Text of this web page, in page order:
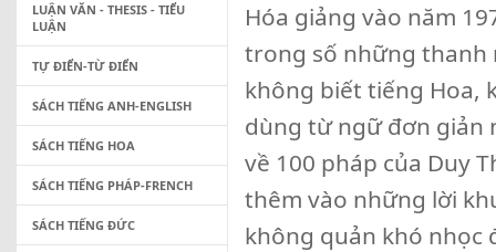
Hóa giảng vào năm
trong số những thanh
không biết tiếng Hoa,
dùng từ ngữ đơn giản
về 100 pháp của Duy
thêm vào những lời
không quản khó nhọc
LUẬN VĂN - THESIS - TIỂU
LUẬN
TỰ ĐIỂN-TỪ ĐIỂN
SÁCH TIẾNG ANH-ENGLISH
SÁCH TIẾNG HOA
SÁCH TIẾNG PHÁP-FRENCH
SÁCH TIẾNG ĐỨC